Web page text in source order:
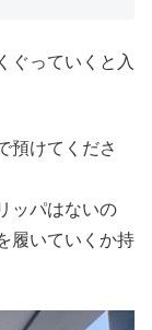
ぐっていくと入
預けてくださ
ッパはないの
履いていくか持